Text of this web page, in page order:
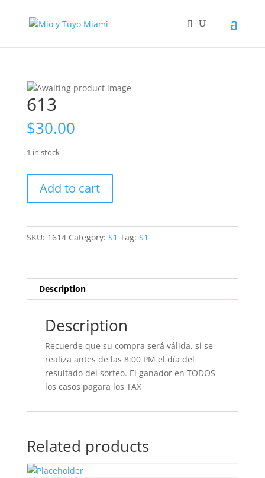
613
$30.00
1 in stock
quantity
Add to cart
SKU: 1614 Category: S1 Tag: S1
Description
Description
Recuerde que su compra será válida, si se
realiza antes de las 8:00 PM el día del
resultado del sorteo. El ganador en TODOS
los casos pagara los TAX
Related products